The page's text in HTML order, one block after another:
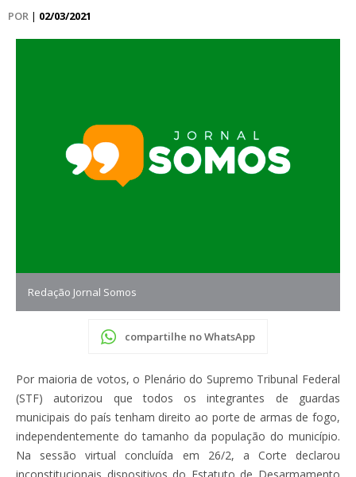
POR | 02/03/2021
Redação Jornal Somos
compartilhe no WhatsApp
Por maioria de votos, o Plenário do Supremo Tribunal Federal
(STF) autorizou que todos os integrantes de guardas
municipais do país tenham direito ao porte de armas de fogo,
independentemente do tamanho da população do município.
Na sessão virtual concluída em 26/2, a Corte declarou
inconstitucionais dispositivos do Estatuto de Desarmamento